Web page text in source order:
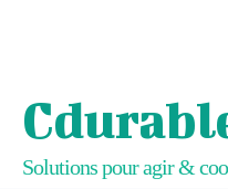
Solutions pour agir &